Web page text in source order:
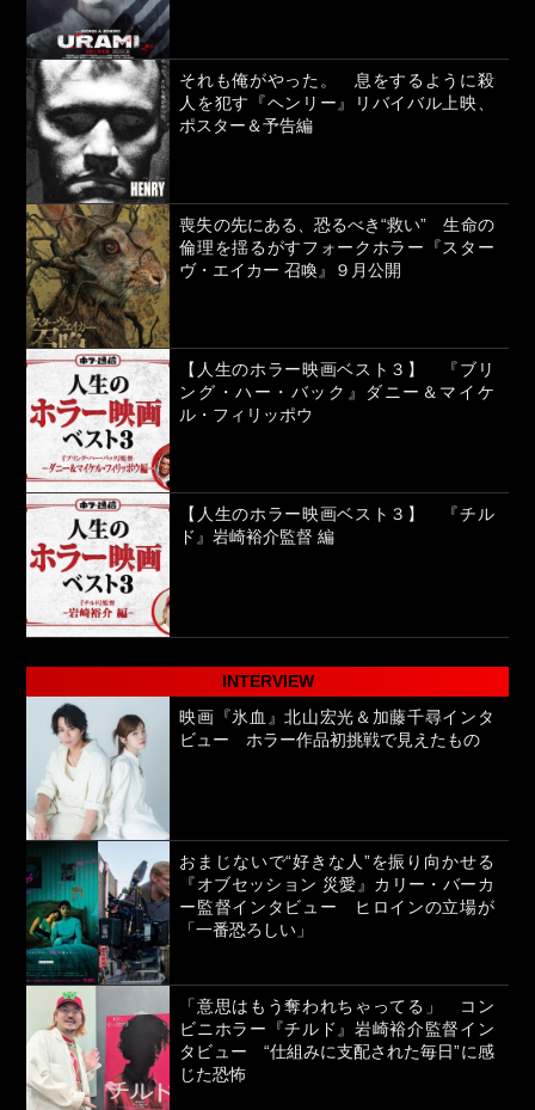
それも俺がやった。 息をするように殺
人を犯す『ヘンリー』リバイバル上映、
ポスター＆予告編
喪失の先にある、恐るべき“救い” 生命の
倫理を揺るがすフォークホラー『スター
ヴ・エイカー 召喚』９月公開
【人生のホラー映画ベスト３】 『ブリ
ング・ハー・バック』ダニー＆マイケ
ル・フィリッポウ
【人生のホラー映画ベスト３】 『チル
ド』岩崎裕介監督 編
INTERVIEW
映画『氷血』北山宏光＆加藤千尋インタ
ビュー ホラー作品初挑戦で見えたもの
おまじないで“好きな人”を振り向かせる
『オブセッション 災愛』カリー・バーカ
ー監督インタビュー ヒロインの立場が
「一番恐ろしい」
「意思はもう奪われちゃってる」 コン
ビニホラー『チルド』岩崎裕介監督イン
タビュー “仕組みに支配された毎日”に感
じた恐怖